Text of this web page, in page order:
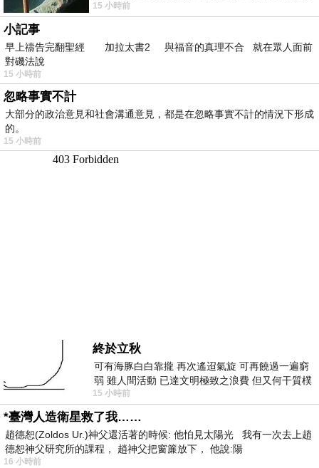
望 風中飄逸的是映日荷花別樣紅
15 小時前
小記事
早上禱告完翻聖經 加拉太書2 與福音的真理不合 就在眾人面前
對磯法說
15 小時前
忽略事實不計
大部分的政治意見和社會溝通意見，都是在忽略事實不計的情況下形成
的。
15 小時前
終於立秋
可有海豚白白靠攏 再次遙迢氣旋 可再饒過一遍窮
弱 雖人間活動 已達文明極致之浪費 但又何干質樸
者 只能白白陪葬
15 小時前
*臺灣人造衛星救了我……
趙德恕(Zoldos Ur.)神父還活著的時候: 他怕見太陽光 我有一次去上趙
德恕神父研究所的課程， 趙神父把窗簾放下， 他說:陽
16 小時前